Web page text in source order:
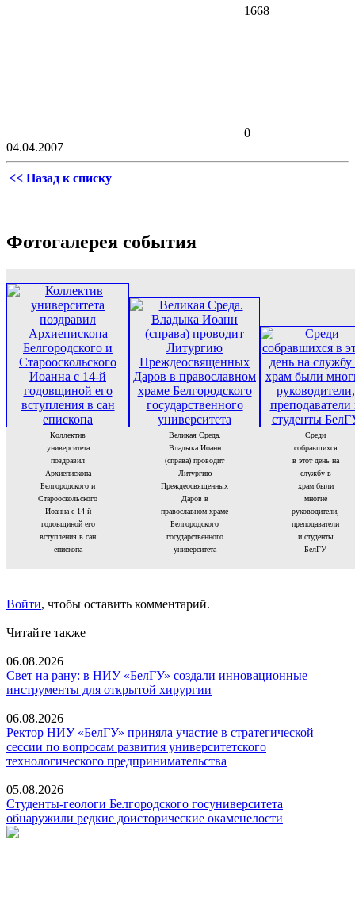
1668
0
04.04.2007
<< Назад к списку
Фотогалерея события
Коллектив
университета
поздравил
Архиепископа
Белгородского и
Старооскольского
Иоанна с 14-й
годовщиной его
вступления в сан
епископа
Великая Среда.
Владыка Иоанн
(справа) проводит
Литургию
Преждеосвященных
Даров в
православном храме
Белгородского
государственного
университета
Среди
собравшихся
в этот день на
службу в
храм были
многие
руководители,
преподаватели
и студенты
БелГУ
Войти, чтобы оставить комментарий.
Читайте также
06.08.2026
Свет на рану: в НИУ «БелГУ» создали инновационные
инструменты для открытой хирургии
06.08.2026
Ректор НИУ «БелГУ» приняла участие в стратегической
сессии по вопросам развития университетского
технологического предпринимательства
05.08.2026
Студенты-геологи Белгородского госуниверситета
обнаружили редкие доисторические окаменелости